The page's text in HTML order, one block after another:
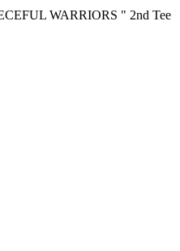
WARRIORS " 2nd Tee